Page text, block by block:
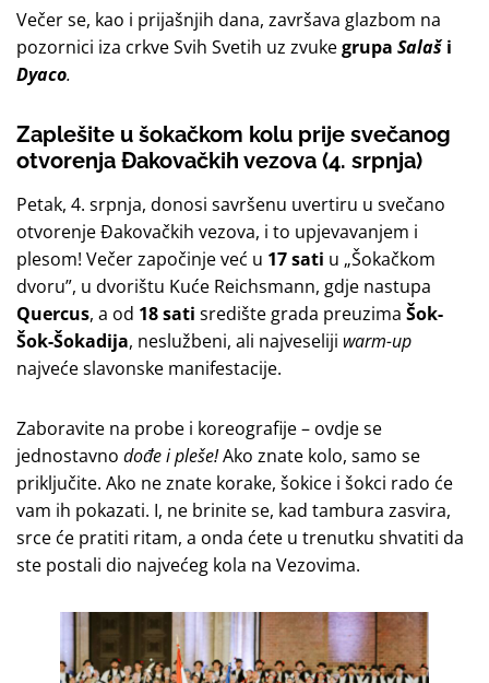
Večer se, kao i prijašnjih dana, završava glazbom na
pozornici iza crkve Svih Svetih uz zvukegrupa Salaši
Dyaco.
Zaplešite u šokačkom kolu prije svečanog
otvorenja Đakovačkih vezova (4. srpnja)
Petak, 4. srpnja, donosi savršenu uvertiru u svečano
otvorenje Đakovačkih vezova, i to upjevavanjem i
plesom! Večer započinje već u 17 sati u „Šokačkom
dvoru”, u dvorištu Kuće Reichsmann, gdje nastupa
Quercus, a od 18 sati središte grada preuzima Šok-
Šok-Šokadija, neslužbeni, ali najveseliji warm-up
najveće slavonske manifestacije.
Zaboravite na probe i koreografije – ovdje se
jednostavno dođe i pleše!Ako znate kolo, samo se
priključite. Ako ne znate korake, šokice i šokci rado će
vam ih pokazati. I, ne brinite se, kad tambura zasvira,
srce će pratiti ritam, a onda ćete u trenutku shvatiti da
ste postali dio najvećeg kola na Vezovima.